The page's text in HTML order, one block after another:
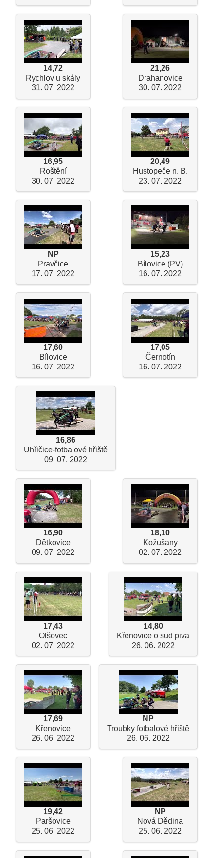
14,72
Rychlov u skály
31. 07. 2022
21,26
Drahanovice
30. 07. 2022
16,95
Roštění
30. 07. 2022
20,49
Hustopeče n. B.
23. 07. 2022
NP
Pravčice
17. 07. 2022
15,23
Bílovice (PV)
16. 07. 2022
17,60
Bílovice
16. 07. 2022
17,05
Černotín
16. 07. 2022
16,86
Uhřičice-fotbalové hřiště
09. 07. 2022
16,90
Dětkovice
09. 07. 2022
18,10
Kožušany
02. 07. 2022
17,43
Olšovec
02. 07. 2022
14,80
Křenovice o sud piva
26. 06. 2022
17,69
Křenovice
26. 06. 2022
NP
Troubky fotbalové hřiště
26. 06. 2022
19,42
Paršovice
25. 06. 2022
NP
Nová Dědina
25. 06. 2022